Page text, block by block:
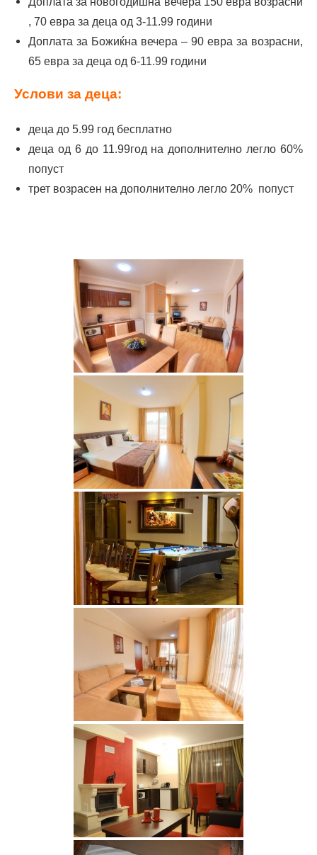
, 70 евра за деца од 3-11.99 години
Доплата за Божиќна вечера – 90 евра за возрасни,
65 евра за деца од 6-11.99 години
Услови за деца:
деца до 5.99 год бесплатно
деца од 6 до 11.99год на дополнително легло 60%
попуст
трет возрасен на дополнително легло 20% попуст